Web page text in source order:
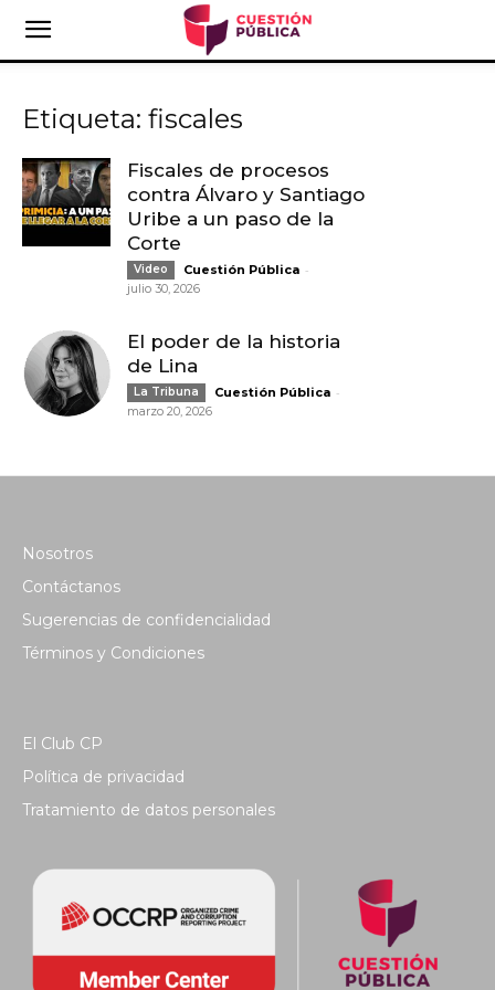
Etiqueta: fiscales
Fiscales de procesos
contra Álvaro y Santiago
Uribe a un paso de la
Corte
Video Cuestión Pública -
julio 30, 2026
El poder de la historia
de Lina
La Tribuna Cuestión Pública -
marzo 20, 2026
Nosotros
Contáctanos
Sugerencias de confidencialidad
Términos y Condiciones
El Club CP
Política de privacidad
Tratamiento de datos personales